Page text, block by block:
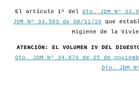
El artículo 1º del Dto. JDM Nº
JDM Nº 33.583 de 08/11/10 que
Higiene de la
ATENCIÓN: EL VOLUMEN IV DEL
Dto. JDM Nº 34.870 de 25 de
Dto. JDM